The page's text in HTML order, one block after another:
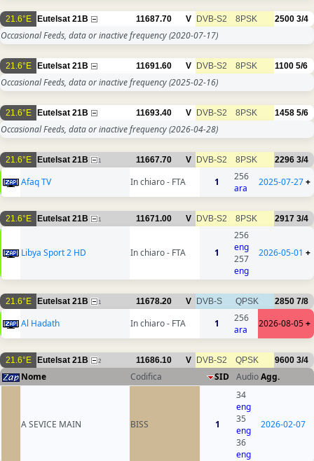
21.6°E Eutelsat 21B 11687.70 V DVB-S2 8PSK 2500 3/4
Occasional Feeds, data or inactive frequency(2020-07-17)
21.6°E Eutelsat 21B 11691.60 V DVB-S2 8PSK 1100 5/6
Occasional Feeds, data or inactive frequency(2025-02-16)
21.6°E Eutelsat 21B 11693.40 V DVB-S2 8PSK 1458 5/6
Occasional Feeds, data or inactive frequency(2026-04-28)
21.6°E Eutelsat 21B 1 11667.70 V DVB-S2 8PSK 2296 3/4
Afaq TV In chiaro - FTA 1
256
ara
2025-07-27+
21.6°E Eutelsat 21B 1 11671.00 V DVB-S2 8PSK 2917 3/4
Libya Sport 2 HD In chiaro - FTA 1
256
eng
257
eng
2026-05-01 +
21.6°E Eutelsat 21B 1 11678.20 V DVB-S QPSK 2850 7/8
Al Hadath In chiaro - FTA 1
256
ara
2026-08-05+
21.6°E Eutelsat 21B 2 11686.10 V DVB-S2 QPSK 9600 3/4
Nome Codifica SID AudioAgg.
A SEVICE MAIN BISS 1
34
eng
35
eng
36
eng
2026-02-07